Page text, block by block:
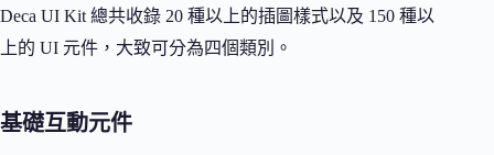
Deca UI Kit 總共收錄 20 種以上的插圖樣式以及 150 種以
上的 UI 元件，大致可分為四個類別。
基礎互動元件